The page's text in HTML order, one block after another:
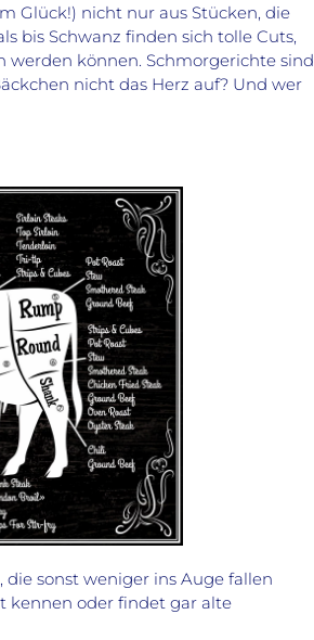
Glück!) nicht nur aus Stücken, die
bis Schwanz finden sich tolle Cuts,
können. Schmorgerichte sind
nicht das Herz auf? Und wer
sonst weniger ins Auge fallen
kennen oder findet gar alte